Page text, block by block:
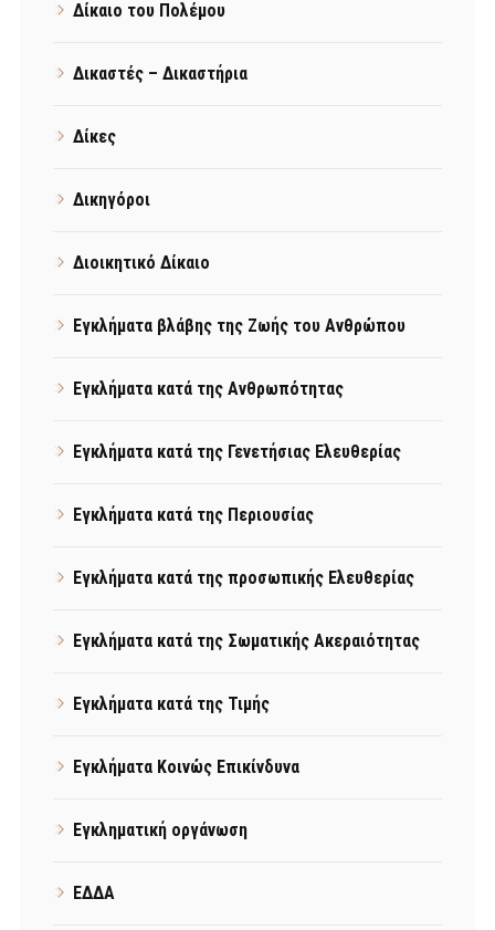
Δίκαιο του Πολέμου
Δικαστές – Δικαστήρια
Δίκες
Δικηγόροι
Διοικητικό Δίκαιο
Εγκλήματα βλάβης της Ζωής του Ανθρώπου
Εγκλήματα κατά της Ανθρωπότητας
Εγκλήματα κατά της Γενετήσιας Ελευθερίας
Εγκλήματα κατά της Περιουσίας
Εγκλήματα κατά της προσωπικής Ελευθερίας
Εγκλήματα κατά της Σωματικής Ακεραιότητας
Εγκλήματα κατά της Τιμής
Εγκλήματα Κοινώς Επικίνδυνα
Εγκληματική οργάνωση
ΕΔΔΑ